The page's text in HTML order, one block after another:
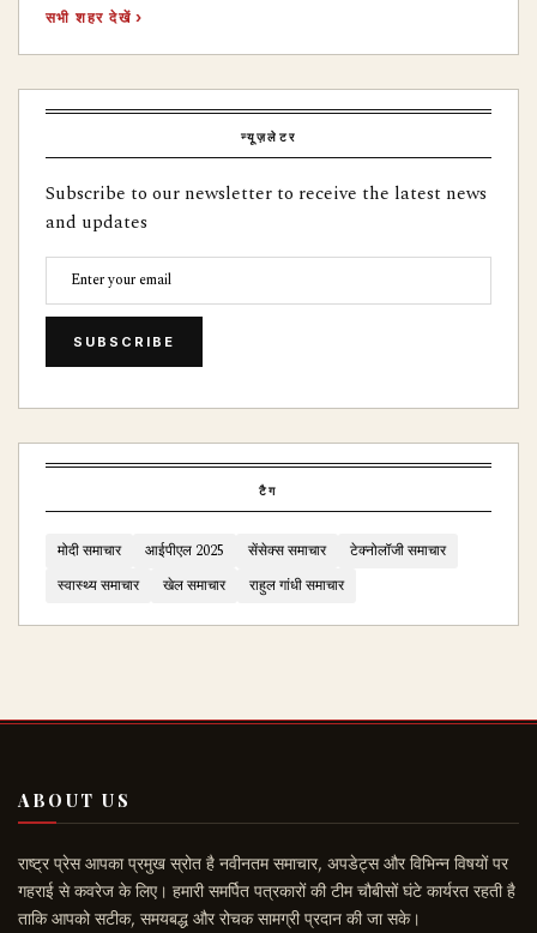
सभी शहर देखें ›
न्यूज़लेटर
Subscribe to our newsletter to receive the latest news
and updates
SUBSCRIBE
टैग
मोदी समाचार आईपीएल 2025 सेंसेक्स समाचार
टेक्नोलॉजी समाचार
स्वास्थ्य समाचार
खेल समाचार राहुल गांधी समाचार
ABOUT US
राष्ट्र प्रेस आपका प्रमुख स्रोत है नवीनतम समाचार, अपडेट्स और विभिन्न विषयों पर
गहराई से कवरेज के लिए। हमारी समर्पित पत्रकारों की टीम चौबीसों घंटे कार्यरत रहती है
ताकि आपको सटीक, समयबद्ध और रोचक सामग्री प्रदान की जा सके।